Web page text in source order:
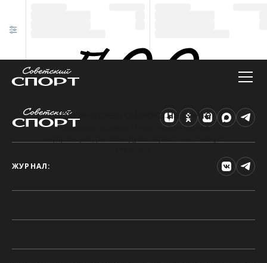
Техническая ошибка на сайте
Произошла ошибка. Чтобы найти нужную
ЖУРНАЛ: